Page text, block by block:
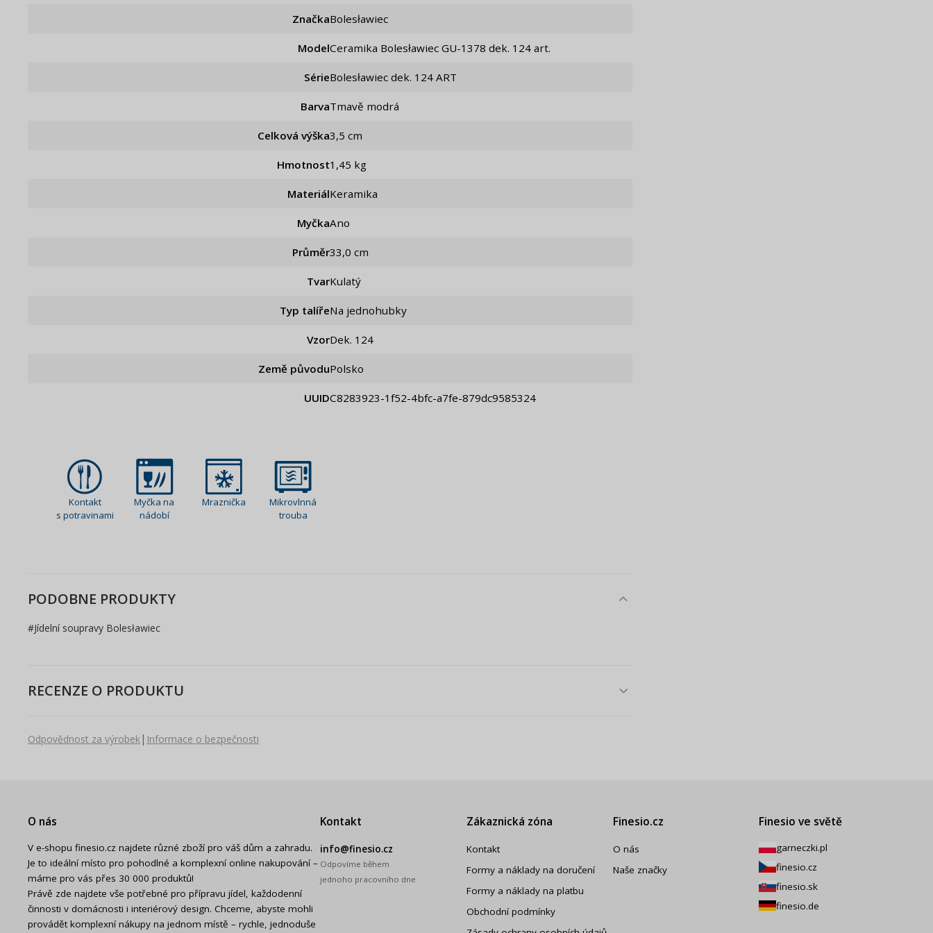
Značka Bolesławiec
Model Ceramika Bolesławiec GU-1378 dek. 124 art.
Série Bolesławiec dek. 124 ART
Barva Tmavě modrá
Celková výška 3,5 cm
Hmotnost 1,45 kg
Materiál Keramika
Myčka Ano
Průměr 33,0 cm
Tvar Kulatý
Typ talíře Na jednohubky
Vzor dek. 124
Země původu Polsko
UUID c8283923-1f52-4bfc-a7fe-879dc9585324
Kontakt
s potravinami
Myčka na
nádobí
Mraznička
Mikrovlnná
trouba
PODOBNE PRODUKTY
#Jídelní soupravy Bolesławiec
RECENZE O PRODUKTU
Odpovědnost za výrobek| Informace o bezpečnosti
O nás
V e-shopu finesio.cz najdete různé zboží pro váš dům a zahradu.
Je to ideální místo pro pohodlné a komplexní online nakupování –
máme pro vás přes 30 000 produktů!
Právě zde najdete vše potřebné pro přípravu jídel, každodenní
činnosti v domácnosti i interiérový design. Chceme, abyste mohli
provádět komplexní nákupy na jednom místě – rychle, jednoduše
Kontakt
info@finesio.cz
Odpovíme během
jednoho pracovního dne
Zákaznická zóna
Kontakt
Formy a náklady na doručení
Formy a náklady na platbu
Obchodní podmínky
Finesio.cz
O nás
Naše značky
Finesio ve světě
garneczki.pl
finesio.cz
finesio.sk
finesio.de